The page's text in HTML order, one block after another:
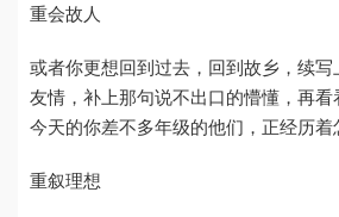
重会故人
或者你更想回到过去，回到故乡，续
友情，补上那句说不出口的懵懂，再
今天的你差不多年级的他们，正经历着
重叙理想